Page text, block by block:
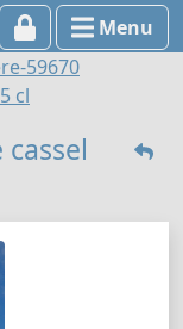
Menu
59670
cl